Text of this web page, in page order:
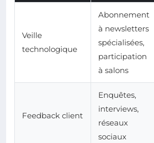
Veille
technologique
Abonnement
à newsletters
spécialisées,
participation
à salons
Feedback client
Enquêtes,
interviews,
réseaux
sociaux